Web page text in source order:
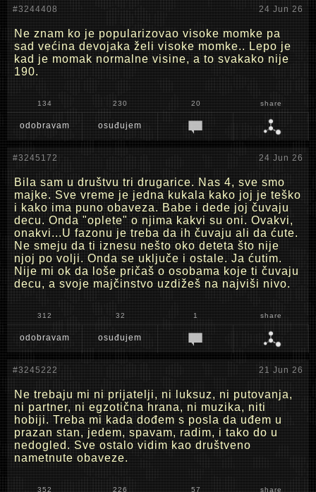
#3244408 24 Jun 26
Ne znam ko je popularizovao visoke momke pa
sad većina devojaka želi visoke momke.. Lepo je
kad je momak normalne visine, a to svakako nije
190.
134 230 20 share
odobravam osuđujem
#3245172 24 Jun 26
Bila sam u društvu tri drugarice. Nas 4, sve smo
majke. Sve vreme je jedna kukala kako joj je teško
i kako ima puno obaveza. Babe i dede joj čuvaju
decu. Onda "oplete" o njima kakvi su oni. Ovakvi,
onakvi...U fazonu je treba da ih čuvaju ali da ćute.
Ne smeju da ti iznesu nešto oko deteta što nije
njoj po volji. Onda se uključe i ostale. Ja ćutim.
Nije mi ok da loše pričaš o osobama koje ti čuvaju
decu, a svoje majčinstvo uzdižeš na najviši nivo.
312 32 1 share
odobravam osuđujem
#3245222 21 Jun 26
Ne trebaju mi ni prijatelji, ni luksuz, ni putovanja,
ni partner, ni egzotična hrana, ni muzika, niti
hobiji. Treba mi kada dođem s posla da uđem u
prazan stan, jedem, spavam, radim, i tako do u
nedogled. Sve ostalo vidim kao društveno
nametnute obaveze.
352 226 57 share